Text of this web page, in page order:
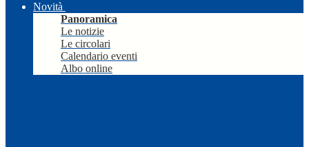
Novità
Panoramica
Le notizie
Le circolari
Calendario eventi
Albo online